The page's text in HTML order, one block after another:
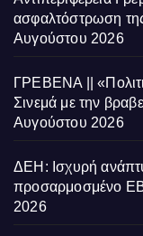
ασφαλτόστρωση
Αυγούστου 2026
ΓΡΕΒΕΝΑ ||
Σινεμά με την
Αυγούστου 2026
ΔΕΗ: Ισχυρή
προσαρμοσμένο
2026